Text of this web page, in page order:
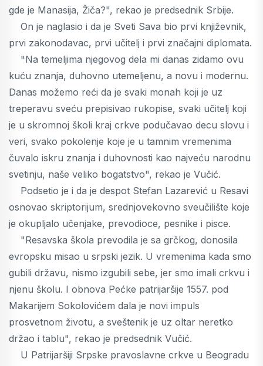
gde je Manasija, Žiča?", rekao je predsednik Srbije.
On je naglasio i da je Sveti Sava bio prvi književnik,
prvi zakonodavac, prvi učitelj i prvi značajni diplomata.
"Na temeljima njegovog dela mi danas zidamo ovu
kuću znanja, duhovno utemeljenu, a novu i modernu.
Danas možemo reći da je svaki monah koji je uz
treperavu sveću prepisivao rukopise, svaki učitelj koji
je u skromnoj školi kraj crkve podučavao decu slovu i
veri, svako pokolenje koje je u tamnim vremenima
čuvalo iskru znanja i duhovnosti kao najveću narodnu
svetinju, naše veliko bogatstvo", rekao je Vučić.
Podsetio je i da je despot Stefan Lazarević u Resavi
osnovao skriptorijum, srednjovekovno sveučilište koje
je okupljalo učenjake, prevodioce, pesnike i pisce.
"Resavska škola prevodila je sa grčkog, donosila
evropsku misao u srpski jezik. U vremenima kada smo
gubili državu, nismo izgubili sebe, jer smo imali crkvu i
njenu školu. I obnova Pećke patrijaršije 1557. pod
Makarijem Sokolovićem dala je novi impuls
prosvetnom životu, a sveštenik je uz oltar neretko
držao i tablu", rekao je predsednik Vučić.
U Patrijaršiji Srpske pravoslavne crkve u Beogradu